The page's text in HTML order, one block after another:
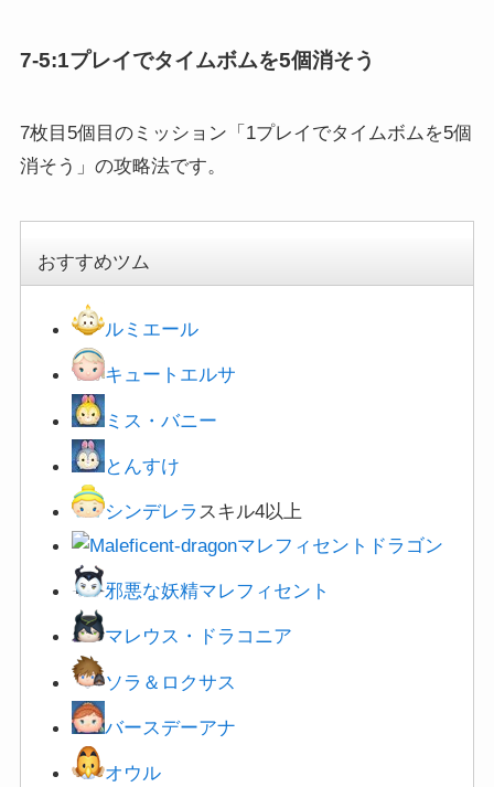
7-5:1プレイでタイムボムを5個消そう
7枚目5個目のミッション「1プレイでタイムボムを5個
消そう」の攻略法です。
おすすめツム
ルミエール
キュートエルサ
ミス・バニー
とんすけ
シンデレラ スキル4以上
マレフィセントドラゴン
邪悪な妖精マレフィセント
マレウス・ドラコニア
ソラ＆ロクサス
バースデーアナ
オウル